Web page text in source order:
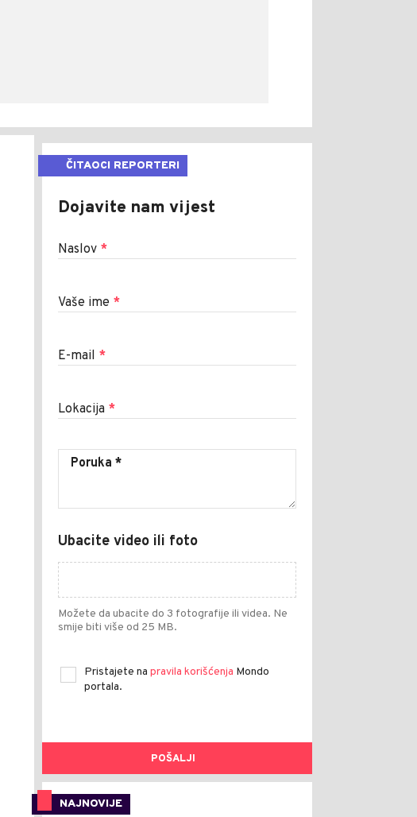
ČITAOCI REPORTERI
Dojavite nam vijest
Naslov *
Vaše ime *
E-mail *
Lokacija *
Ubacite video ili foto
Možete da ubacite do 3 fotografije ili videa. Ne
smije biti više od 25 MB.
Pristajete na pravila korišćenja Mondo
portala.
POŠALJI
NAJNOVIJE